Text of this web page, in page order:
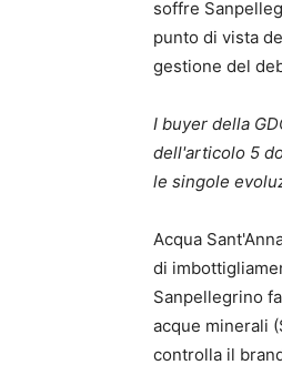
soffre
punto di vista
gestione del
I buyer della
dell'articolo 5
le singole
Acqua
di
Sanpellegrino
acque minerali
controlla il